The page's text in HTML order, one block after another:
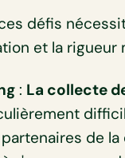
défis
et la rigueur
: La collecte
de